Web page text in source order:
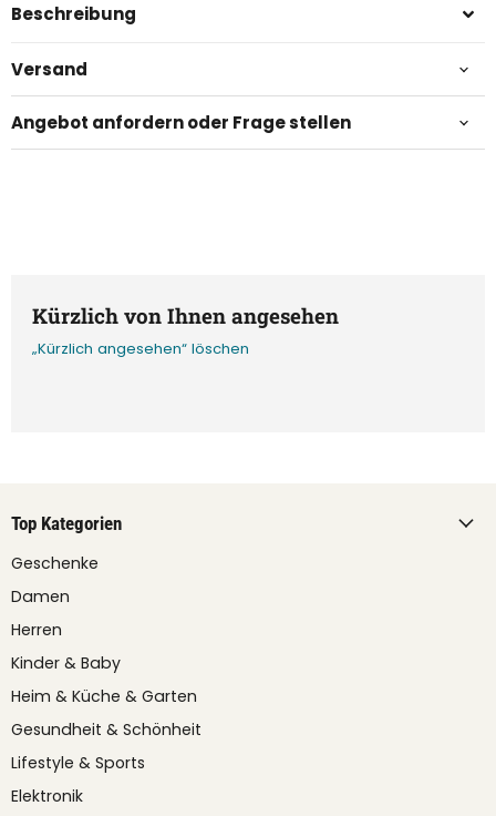
Beschreibung
Versand
Angebot anfordern oder Frage stellen
Kürzlich von Ihnen angesehen
„Kürzlich angesehen“ löschen
Top Kategorien
Geschenke
Damen
Herren
Kinder & Baby
Heim & Küche & Garten
Gesundheit & Schönheit
Lifestyle & Sports
Elektronik